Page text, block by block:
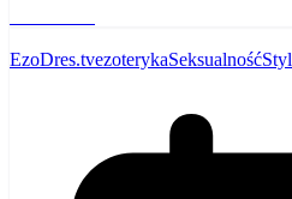
EzoDres.tvezoterykaSeksualność